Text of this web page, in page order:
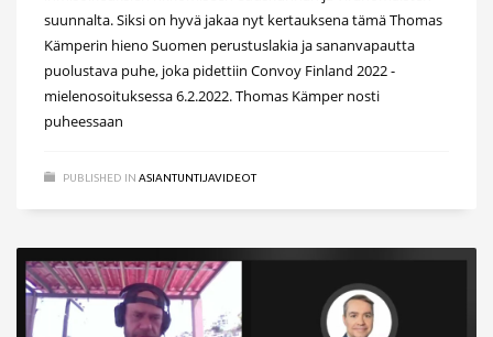
suunnalta. Siksi on hyvä jakaa nyt kertauksena tämä Thomas
Kämperin hieno Suomen perustuslakia ja sananvapautta
puolustava puhe, joka pidettiin Convoy Finland 2022 -
mielenosoituksessa 6.2.2022. Thomas Kämper nosti
puheessaan
PUBLISHED IN ASIANTUNTIJAVIDEOT